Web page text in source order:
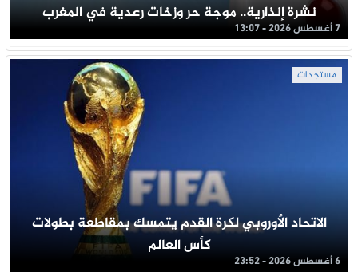
نشرة إنذارية.. موجة حر وزخات رعدية في المغرب
7 أغسطس 2026 - 13:07
مستجدات
الاتحاد الأوروبي لكرة القدم يتمسك بمقاطعة بطولات
كأس العالم
6 أغسطس 2026 - 23:52